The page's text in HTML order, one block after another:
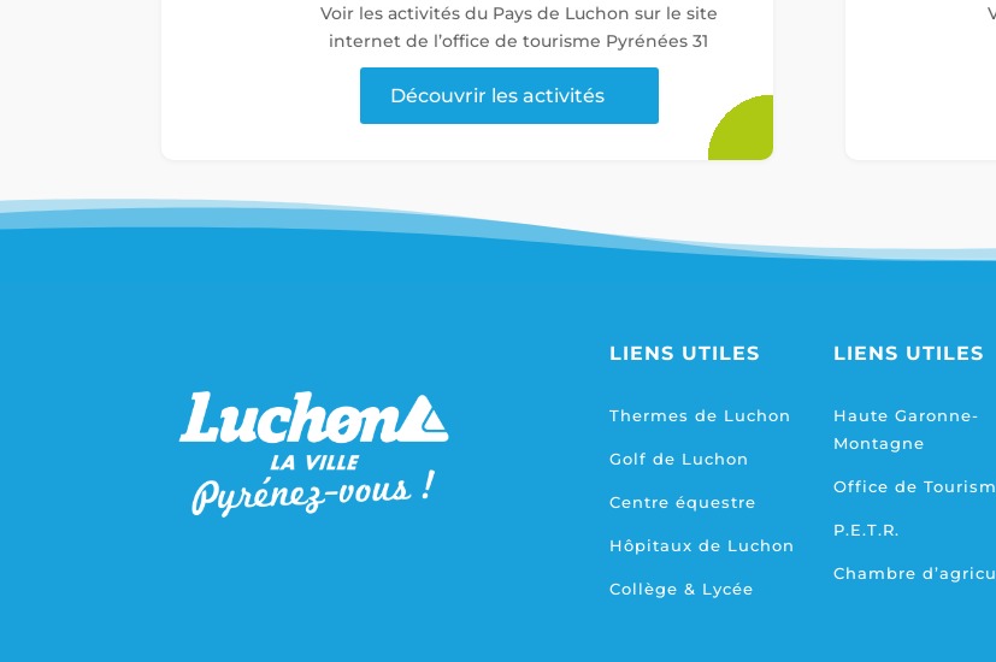
Voir les activités du Pays de Luchon sur le site
internet de l’office de tourisme Pyrénées 31
Découvrir les activités
LIENS UTILES
Thermes de Luchon
Golf de Luchon
Centre équestre
Hôpitaux de Luchon
Collège & Lycée
LIENS UTILES
Haute Garonne-
Montagne
Office de
P.E.T.R.
Chambre